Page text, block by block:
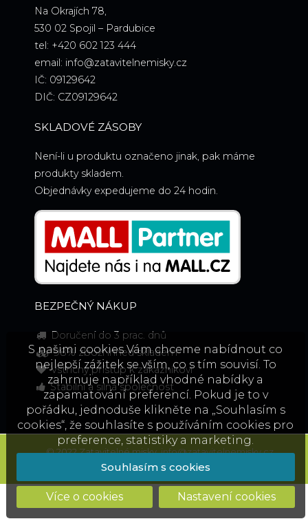
S našimi cookies Vám chceme nabídnout co
nejlepší zážitek se vším, co s tím souvisí. To
zahrnuje například vhodné nabídky a
zapamatování preferencí. Pokud je to v
pořádku, jednoduše klikněte na „Souhlasím s
cookies“, že souhlasíte s používáním cookies pro
preference, statistiky a marketing.
Souhlasím s cookies
Nastavení cookies
Více o cookies
Na Okrajích 78,
530 02 Spojil – Pardubice
tel: +420 602 123 444
email: info@zatavitelnemisky.cz
IČ: 09129642
DIČ: CZ09129642
SKLADOVÉ ZÁSOBY
Není-li u produktu označeno jinak, pak máme
produkty skladem.
Objednávky expedujeme do 24 hodin.
BEZPEČNÝ NÁKUP
Doručení do 3 prac. dnů
98% zboží ihned skladem
Vstřícný přístup k zákazníkovi
Stabilní a silná společnost
© 2022 Zatavitelné misky,info@zatavitelnemisky.cz
Běží na